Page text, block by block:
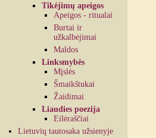
Tikėjimų apeigos
Apeigos - ritualai
Burtai ir
užkalbėjimai
Maldos
Linksmybės
Mįslės
Šmaikštukai
Žaidimai
Liaudies poezija
Eilėraščiai
Lietuvių tautosaka užsienyje